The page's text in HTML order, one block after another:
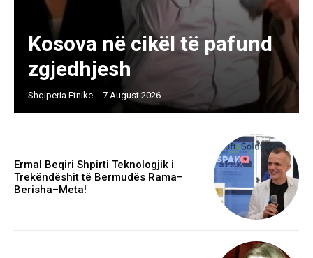
Kosova në cikël të pafund
zgjedhjesh
Shqiperia Etnike - 7 August 2026
Ermal Beqiri Shpirti Teknologjik i
Trekëndëshit të Bermudës Rama–
Berisha–Meta!